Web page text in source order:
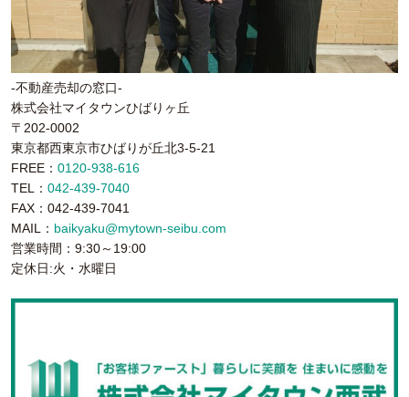
-不動産売却の窓口-
株式会社マイタウンひばりヶ丘
〒202-0002
東京都西東京市ひばりが丘北3-5-21
FREE： 0120-938-616
TEL： 042-439-7040
FAX：042-439-7041
MAIL： baikyaku@mytown-seibu.com
営業時間：9:30～19:00
定休日:火・水曜日